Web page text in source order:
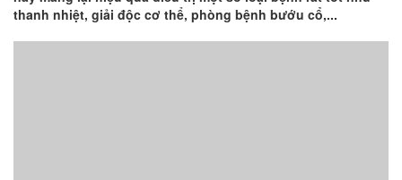
thanh nhiệt, giải độc cơ thể, phòng bệnh bướu cổ,...